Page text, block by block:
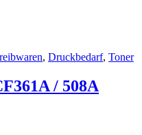
, Druckbedarf, Toner
/ 508A